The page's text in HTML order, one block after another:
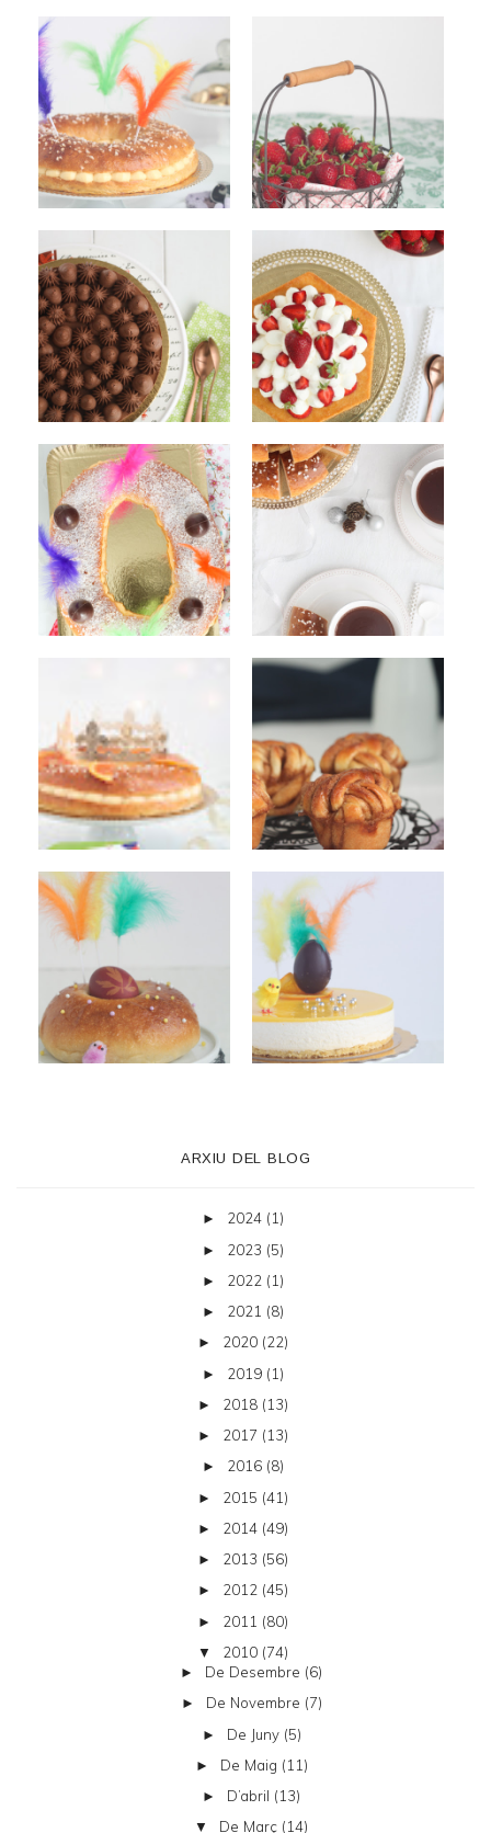
ARXIU DEL BLOG
► 2024 (1)
► 2023 (5)
► 2022 (1)
► 2021 (8)
► 2020 (22)
► 2019 (1)
► 2018 (13)
► 2017 (13)
► 2016 (8)
► 2015 (41)
► 2014 (49)
► 2013 (56)
► 2012 (45)
► 2011 (80)
▼ 2010 (74)
► De Desembre (6)
► De Novembre (7)
► De Juny (5)
► De Maig (11)
► D’abril (13)
▼ De Març (14)